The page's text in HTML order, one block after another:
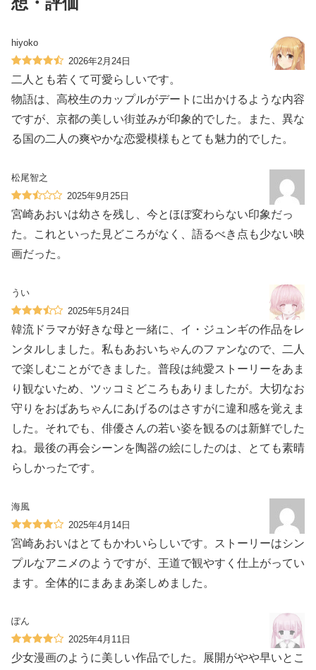
hiyoko
2026年2月24日
二人とも若くて可愛らしいです。
物語は、高校生のカップルがデートに出かけるような内容
ですが、京都の美しい街並みが印象的でした。また、異な
る国の二人の爽やかな恋愛模様もとても魅力的でした。
松尾智之
2025年9月25日
宮崎あおいは幼さを残し、今とほぼ変わらない印象だっ
た。これといった見どころがなく、語るべき点も少ない映
画だった。
うい
2025年5月24日
韓流ドラマが好きな母と一緒に、イ・ジュンギの作品をレ
ンタルしました。私もあおいちゃんのファンなので、二人
で楽しむことができました。普段は純愛ストーリーをあま
り観ないため、ツッコミどころもありましたが。大切なお
守りをおばあちゃんにあげるのはさすがに違和感を覚えま
した。それでも、俳優さんの若い姿を観るのは新鮮でした
ね。最後の再会シーンを陶器の絵にしたのは、とても素晴
らしかったです。
海風
2025年4月14日
宮崎あおいはとてもかわいらしいです。ストーリーはシン
プルなアニメのようですが、王道で観やすく仕上がってい
ます。全体的にまあまあ楽しめました。
ぽん
2025年4月11日
少女漫画のように美しい作品でした。展開がやや早いとこ